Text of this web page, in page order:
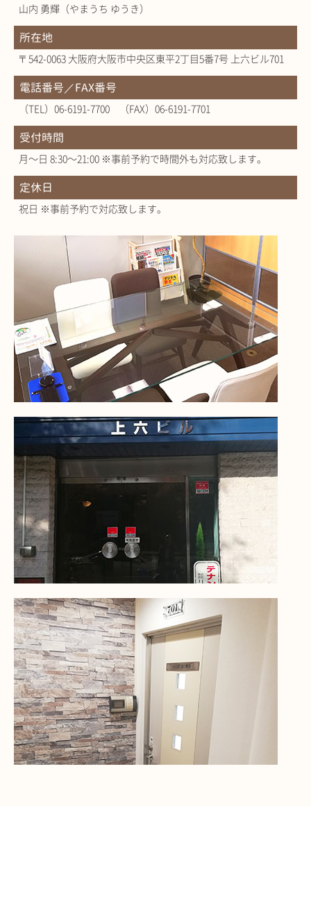
山内 勇輝（やまうち ゆうき）
所在地
〒542-0063 大阪府大阪市中央区東平2丁目5番7号 上六ビル701
電話番号／FAX番号
（TEL）06-6191-7700 （FAX）06-6191-7701
受付時間
月～日 8:30～21:00 ※事前予約で時間外も対応致します。
定休日
祝日 ※事前予約で対応致します。